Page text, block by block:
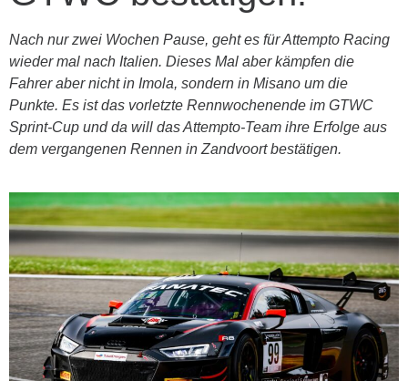
Nach nur zwei Wochen Pause, geht es für Attempto Racing
wieder mal nach Italien. Dieses Mal aber kämpfen die
Fahrer aber nicht in Imola, sondern in Misano um die
Punkte. Es ist das vorletzte Rennwochenende im GTWC
Sprint-Cup und da will das Attempto-Team ihre Erfolge aus
dem vergangenen Rennen in Zandvoort bestätigen.